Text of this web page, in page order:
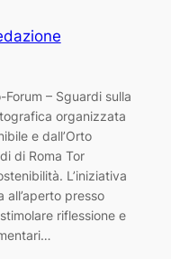
– Sguardi sulla
organizzata
e dall’Orto
di Roma Tor
L’iniziativa
presso
riflessione e